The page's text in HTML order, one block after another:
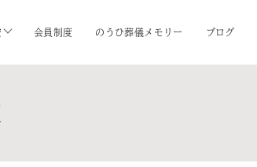
会員制度 のうひ葬儀メモリー ブログ